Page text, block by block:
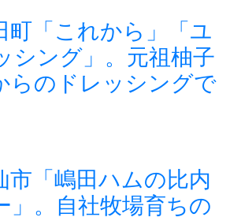
町「これから」「ユ
シング」。元祖柚子
らのドレッシングで
市「嶋田ハムの比内
」。自社牧場育ちの